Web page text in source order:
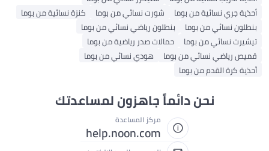
أحذية جري نسائية من بوما
شورت نسائي من بوما
كنزة نسائية من بوما
بنطلون نسائي من بوما
بنطلون رياضي نسائي من بوما
تيشيرت نسائي من بوما
حمالات صدر رياضية من بوما
قميص رياضي نسائي من بوما
هودي نسائي من بوما
أحذية كرة القدم من بوما
نحن دائماً جاهزون لمساعدتك
مركز المساعدة
help.noon.com